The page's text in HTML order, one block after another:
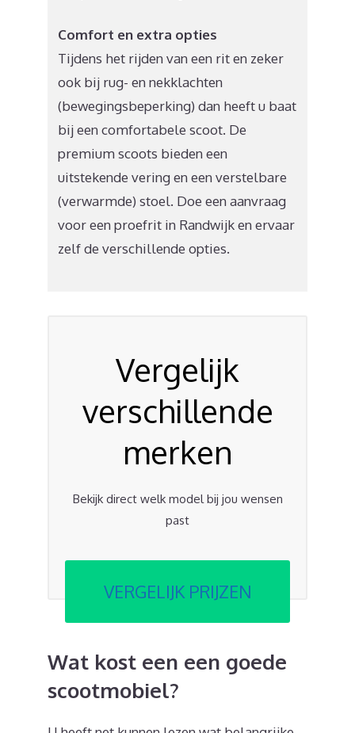
Comfort en extra opties
Tijdens het rijden van een rit en zeker
ook bij rug- en nekklachten
(bewegingsbeperking) dan heeft u baat
bij een comfortabele scoot. De
premium scoots bieden een
uitstekende vering en een verstelbare
(verwarmde) stoel. Doe een aanvraag
voor een proefrit in Randwijk en ervaar
zelf de verschillende opties.
Vergelijk
verschillende
merken
Bekijk direct welk model bij jou wensen
past
VERGELIJK PRIJZEN
Wat kost een een goede
scootmobiel?